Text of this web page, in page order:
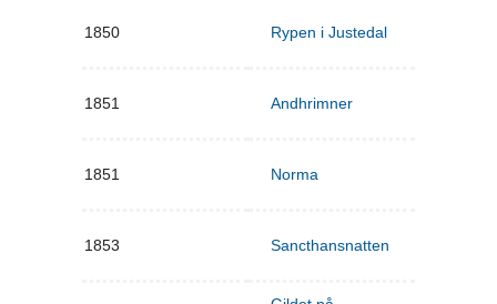
1850 Rypen i Justedal
1851 Andhrimner
1851 Norma
1853 Sancthansnatten